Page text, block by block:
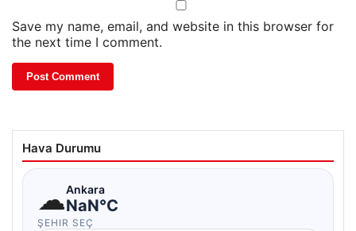
Save my name, email, and website in this browser for
the next time I comment.
Hava Durumu
☁Ankara
NaN°C
ŞEHIR SEÇ